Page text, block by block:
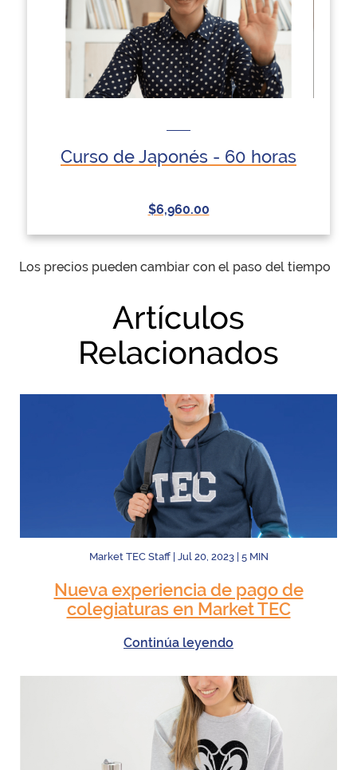
Curso de Japonés - 60 horas
$6,960.00
Los precios pueden cambiar con el paso del tiempo
Artículos
Relacionados
Market TEC Staff Jul 20, 2023 5MIN
Nueva experiencia de pago de
colegiaturas en Market TEC
Continúa leyendo